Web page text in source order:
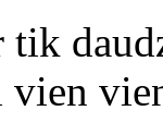
tik
vien